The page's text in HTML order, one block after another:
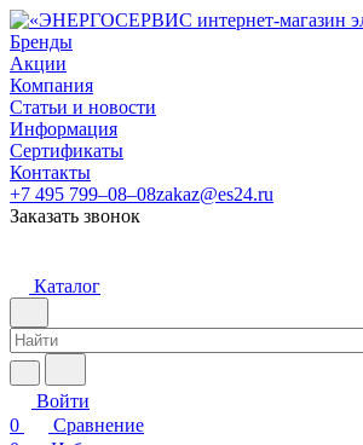
Бренды
Акции
Компания
Статьи и новости
Информация
Сертификаты
Контакты
+7 495 799–08–08zakaz@es24.ru
Заказать звонок
Каталог
Войти
0
Сравнение